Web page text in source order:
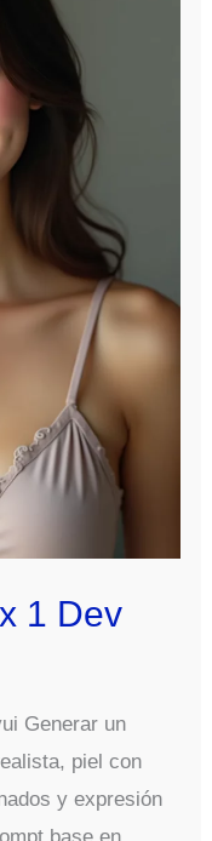
1 Dev
Generar un
piel con
y expresión